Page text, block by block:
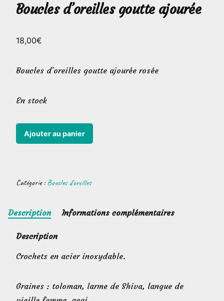
Boucles d’oreilles goutte ajourée
18,00€
Boucles d’oreilles goutte ajourée rosée
En stock
quantité
de
goutte
Ajouter au panier
Catégorie :Boucles d'oreilles
Description Informations complémentaires
Description
Crochets en acier inoxydable.
Graines : toloman, larme de Shiva, langue de